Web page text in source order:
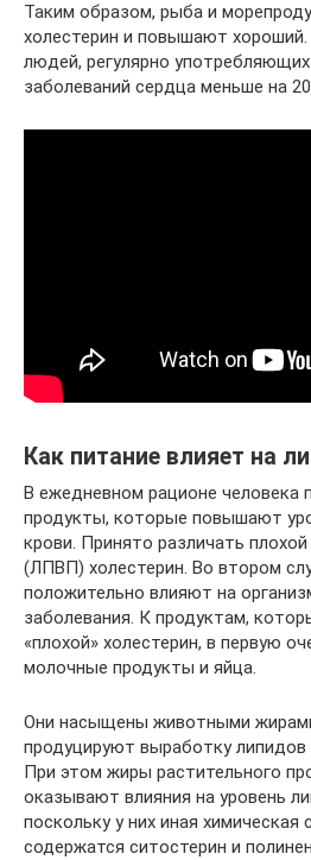
Таким образом, рыба и
холестерин и повышают хороший.
людей, регулярно
заболеваний сердца меньше на
Как питание влияет на
В ежедневном рационе человека
продукты, которые повышают
крови. Принято различать
(ЛПВП) холестерин. Во втором
положительно влияют на
заболевания. К продуктам,
«плохой» холестерин, в первую
молочные продукты и яйца.
Они насыщены животными
продуцируют выработку
При этом жиры растительного
оказывают влияния на уровень
поскольку у них иная химическая
содержатся ситостерин и